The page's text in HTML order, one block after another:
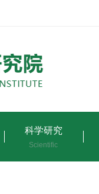
科学研究
Scientific